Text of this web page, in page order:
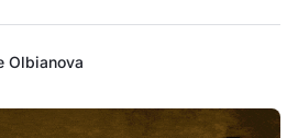
Olbianova